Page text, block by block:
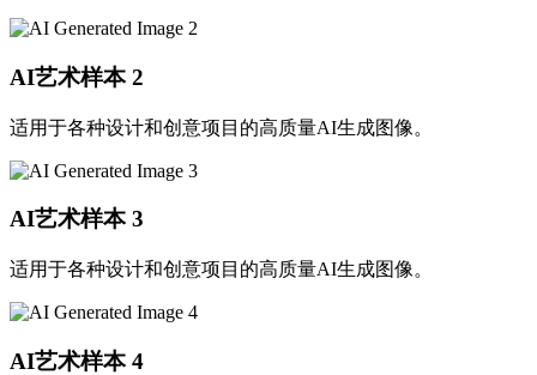
AI艺术样本 2
适用于各种设计和创意项目的高质量AI生成图像。
AI艺术样本 3
适用于各种设计和创意项目的高质量AI生成图像。
AI艺术样本 4